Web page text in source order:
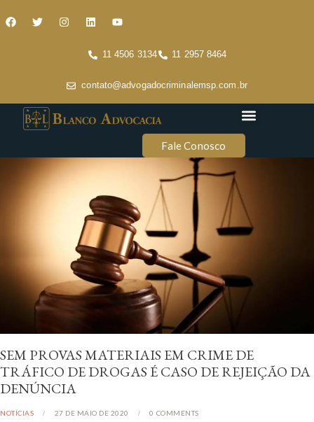
11 4506 3134 11 2957 8464
contato@advogadocriminalemsp.com.br
Fale Conosco
SEM PROVAS MATERIAIS EM CRIME DE
TRÁFICO DE DROGAS É CASO DE REJEIÇÃO DA
DENÚNCIA
NOTÍCIAS 27 DE MAIO DE 2020 0 COMMENTS